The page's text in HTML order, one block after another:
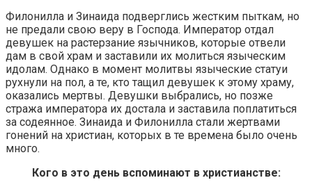
Филонилла и Зинаида подверглись жестким пыткам, но
не предали свою веру в Господа. Император отдал
девушек на растерзание язычников, которые отвели
дам в свой храм и заставили их молиться языческим
идолам. Однако в момент молитвы языческие статуи
рухнули на пол, а те, кто тащил девушек к этому храму,
оказались мертвы. Девушки выбрались, но позже
стража императора их достала и заставила поплатиться
за содеянное. Зинаида и Филонилла стали жертвами
гонений на христиан, которых в те времена было очень
много.
Кого в это день вспоминают в христианстве: